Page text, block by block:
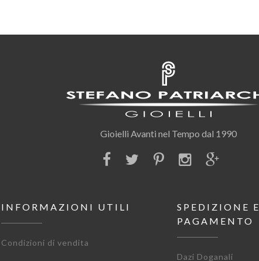
Gioielli Avanti nel Tempo dal 1990
INFORMAZIONI UTILI
Condizioni di vendita
SPEDIZIONE E
PAGAMENTO
Dazi Doganali